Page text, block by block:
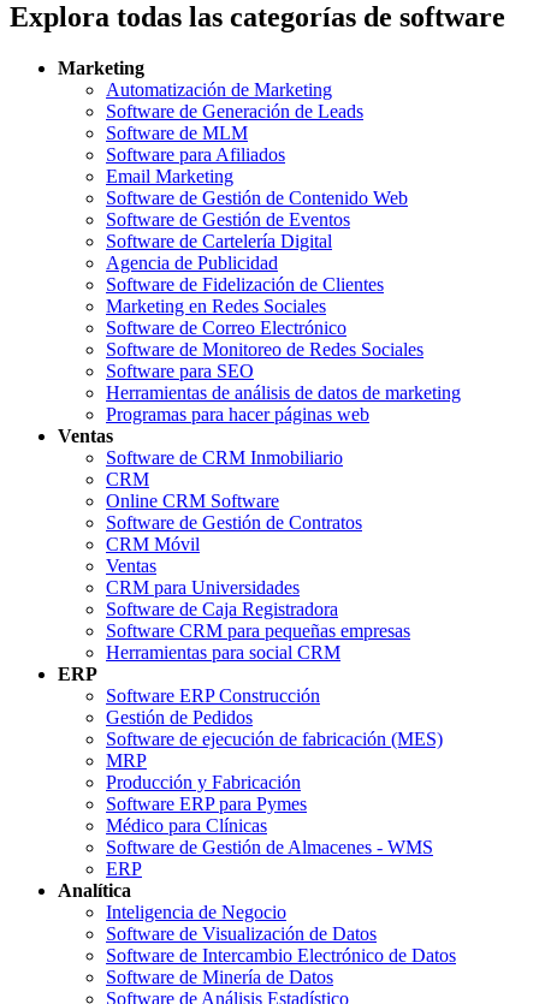
Explora todas las categorías de software
Marketing
Automatización de Marketing
Software de Generación de Leads
Software de MLM
Software para Afiliados
Email Marketing
Software de Gestión de Contenido Web
Software de Gestión de Eventos
Software de Cartelería Digital
Agencia de Publicidad
Software de Fidelización de Clientes
Marketing en Redes Sociales
Software de Correo Electrónico
Software de Monitoreo de Redes Sociales
Software para SEO
Herramientas de análisis de datos de marketing
Programas para hacer páginas web
Ventas
Software de CRM Inmobiliario
CRM
Online CRM Software
Software de Gestión de Contratos
CRM Móvil
Ventas
CRM para Universidades
Software de Caja Registradora
Software CRM para pequeñas empresas
Herramientas para social CRM
ERP
Software ERP Construcción
Gestión de Pedidos
Software de ejecución de fabricación (MES)
MRP
Producción y Fabricación
Software ERP para Pymes
Médico para Clínicas
Software de Gestión de Almacenes - WMS
ERP
Analítica
Inteligencia de Negocio
Software de Visualización de Datos
Software de Intercambio Electrónico de Datos
Software de Minería de Datos
Software de Análisis Estadístico